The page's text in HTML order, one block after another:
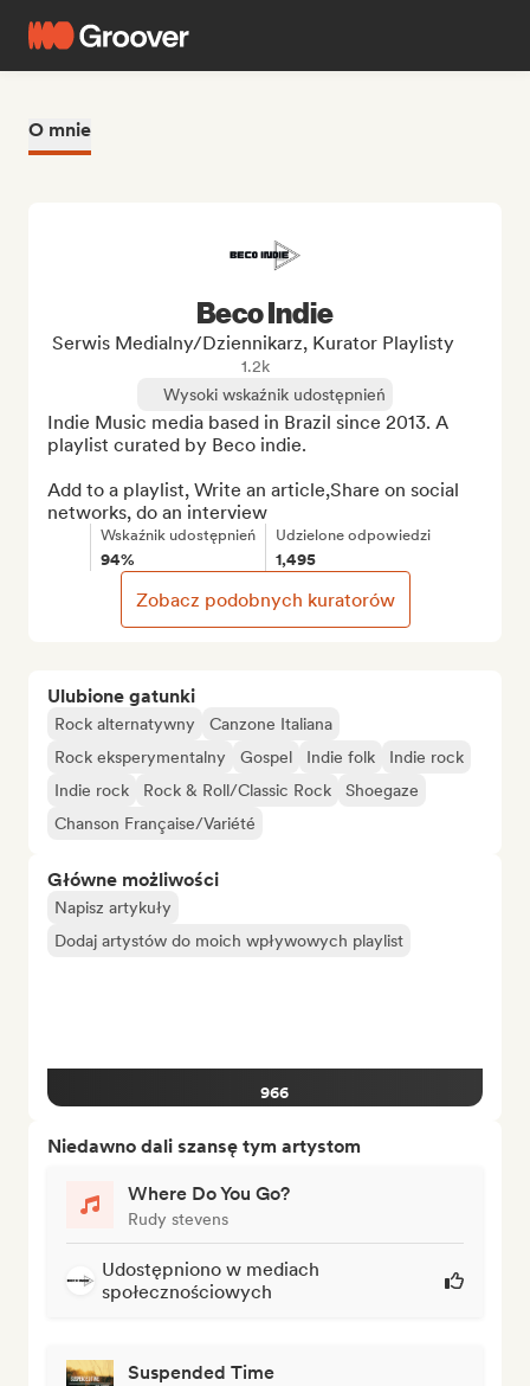
O mnie
Ulubione gatunki
Rock alternatywny
Canzone Italiana
Rock eksperymentalny
Gospel Indie folk
Indie rock
Indie rock
Rock & Roll/Classic Rock
Shoegaze
Chanson Française/Variété
Główne możliwości
Napisz artykuły
Dodaj artystów do moich wpływowych playlist
966
Niedawno dali szansę tym artystom
Where Do You Go?
Rudy stevens
Udostępniono w mediach
społecznościowych
Suspended Time
Beco Indie
Serwis Medialny/Dziennikarz, Kurator Playlisty
1.2k
Wysoki wskaźnik udostępnień
Indie Music media based in Brazil since 2013. A
playlist curated by Beco indie.
Add to a playlist, Write an article,Share on social
networks, do an interview
Wskaźnik udostępnień
94%
Udzielone odpowiedzi
1,495
Zobacz podobnych kuratorów